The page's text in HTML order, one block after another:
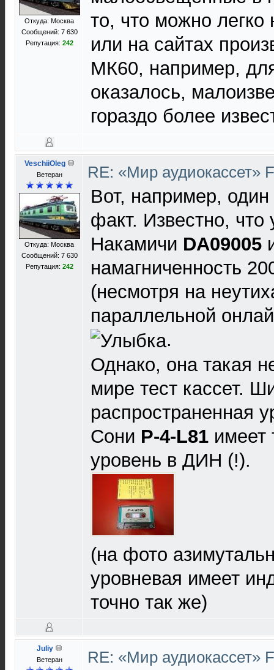
Откуда: Москва
Сообщений: 7 630
Репутация: 242
то, что можно легко
или на сайтах
МК60, например,
оказалось,
гораздо более
VeschiiOleg
Ветеран
Откуда: Москва
Сообщений: 7 630
Репутация: 242
RE: «Мир аудиокассет»
Вот, например,
факт. Известно, что
Накамичи DA09005
намагниченность
(несмотря на
параллельной
.
Однако, она такая
мире тест кассет.
распространенная
Сони Р-4-L81 имеет
уровень в ДИН (!).
(на фото
уровневая имеет
точно так же)
Juliy
Ветеран RE: «Мир аудиокассет»